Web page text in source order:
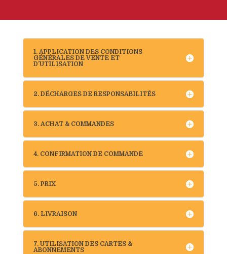
1. APPLICATION DES CONDITIONS
GÉNÉRALES DE VENTE ET
D’UTILISATION
2. DÉCHARGES DE RESPONSABILITÉS
3. ACHAT & COMMANDES
4. CONFIRMATION DE COMMANDE
5. PRIX
6. LIVRAISON
7. UTILISATION DES CARTES &
ABONNEMENTS